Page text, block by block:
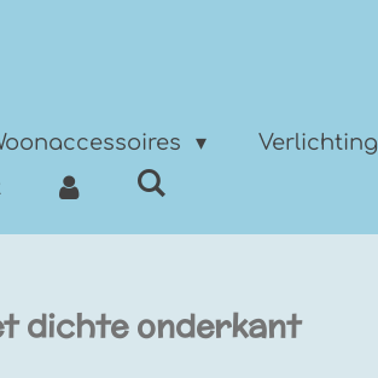
Verlichting
dichte onderkant